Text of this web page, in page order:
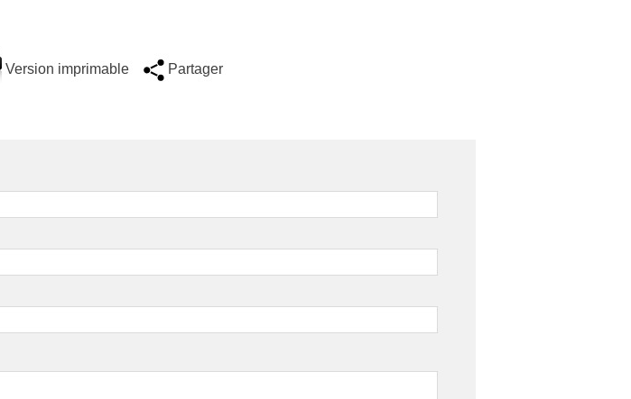
Version imprimable Partager